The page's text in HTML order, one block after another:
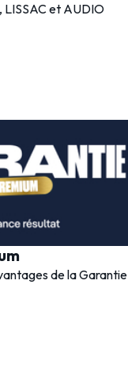
et AUDIO
de la Garantie